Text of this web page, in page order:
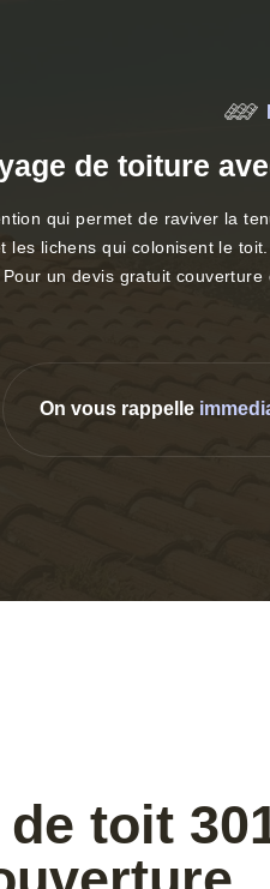
de toiture
qui permet de raviver la
les lichens qui colonisent le
un devis gratuit
On vous rappelle
toit